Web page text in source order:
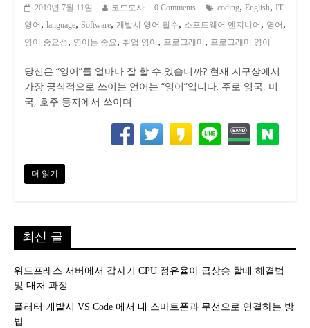
2019년 7월 11일 코드도사 0 Comments coding, English, IT
영어 , language, Software, 개발시 영어 필수, 소프트웨어 엔지니어 , 영어 ,
영어 중요성 , 영어는 중요, 취업 영어 , 프로그래머 , 프로그래머 영어
당신은 “영어”를 얼마나 잘 할 수 있습니까? 현재 지구상에서
가장 공식적으로 쓰이는 언어는 “영어”입니다. 주로 영국, 미
국, 호주 등지에서 쓰이며
더 읽기
최신 글
워드프레스 서버에서 갑자기 CPU 점유율이 급상승 할때 해결법
및 대처 과정
플러터 개발시 VS Code 에서 내 스마트폰과 무선으로 연결하는 방
법